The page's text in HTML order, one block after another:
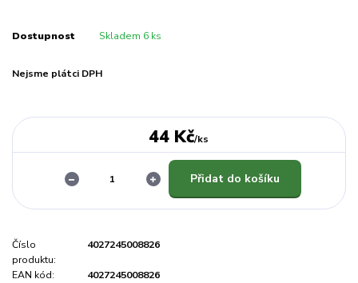
Dostupnost Skladem 6 ks
Nejsme plátci DPH
44 Kč/ks
Přidat do košíku
Číslo
produktu:
4027245008826
EAN kód:
4027245008826